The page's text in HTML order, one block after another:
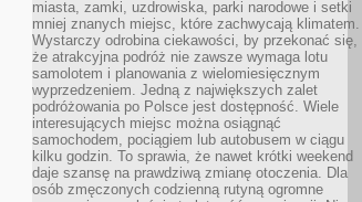
miasta, zamki, uzdrowiska, parki narodowe i setki
mniej znanych miejsc, które zachwycają klimatem.
Wystarczy odrobina ciekawości, by przekonać się,
że atrakcyjna podróż nie zawsze wymaga lotu
samolotem i planowania z wielomiesięcznym
wyprzedzeniem. Jedną z największych zalet
podróżowania po Polsce jest dostępność. Wiele
interesujących miejsc można osiągnąć
samochodem, pociągiem lub autobusem w ciągu
kilku godzin. To sprawia, że nawet krótki weekend
daje szansę na prawdziwą zmianę otoczenia. Dla
osób zmęczonych codzienną rutyną ogromne